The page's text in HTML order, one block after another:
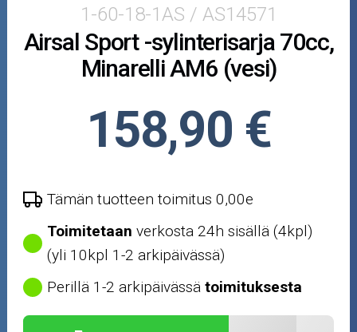
Nastarenkaat
Renkaat ja vanteet
Öljyt ja kemikaalit
Outlet-tuotteet
1-60-18-1AS / AS14571
Airsal Sport -sylinterisarja 70cc,
Minarelli AM6 (vesi)
158,90 €
Tämän tuotteen toimitus 0,00e
Toimitetaan verkosta 24h sisällä (4kpl)
(yli 10kpl 1-2 arkipäivässä)
Perillä 1-2 arkipäivässätoimituksesta